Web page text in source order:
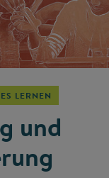
LERNEN
und